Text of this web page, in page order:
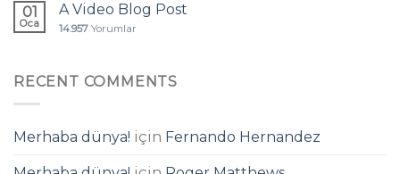
01
Oca
A Video Blog Post
14.957 Yorumlar
RECENT COMMENTS
Merhaba dünya! için Fernando Hernandez